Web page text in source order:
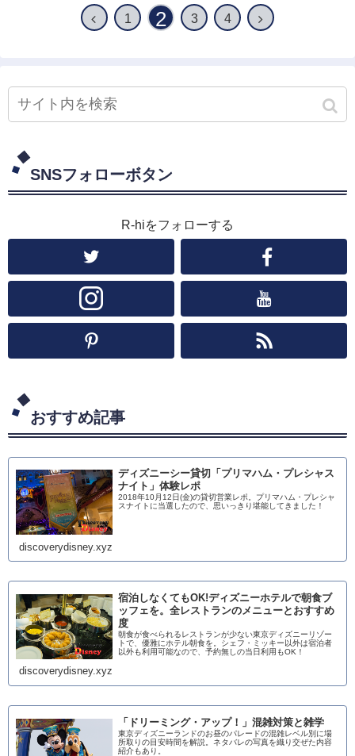
1 2 3 4
SNSフォローボタン
R-hiをフォローする
おすすめ記事
ディズニーシー貸切「プリマハム・プレシャス
ナイト」体験レポ
2018年10月12日(金)の貸切営業レポ。プリマハム・プレシャ
スナイトに当選したので、思いっきり堪能してきました！
discoverydisney.xyz
宿泊しなくてもOK!ディズニーホテルで朝食ブ
ッフェを。全レストランのメニューとおすすめ
度
朝食が食べられるレストランが少ない東京ディズニーリゾー
トで、優雅にホテル朝食を。シェフ・ミッキー以外は宿泊者
以外も利用可能なので、予約無しの当日利用もOK！
discoverydisney.xyz
「ドリーミング・アップ！」混雑対策と雑学
東京ディズニーランドのお昼のパレードの混雑レベル別に場
所取りの目安時間を解説。ネタバレの写真を織り交ぜた内容
紹介もあり。